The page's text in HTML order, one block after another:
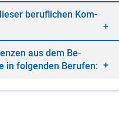
be­ruf­li­chen Kom­
aus dem Be­
in fol­gen­den Be­ru­fen: